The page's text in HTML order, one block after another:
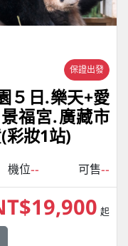
保證出發
５日.樂天+愛
福宮.廣藏市
彩妝1站)
機位-- 可售--
起